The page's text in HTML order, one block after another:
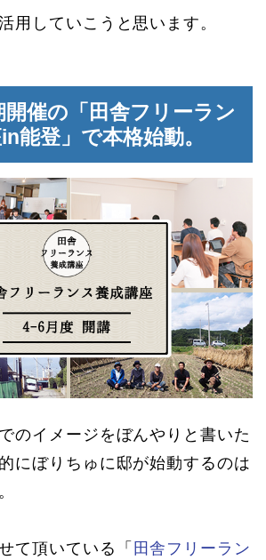
用していこうと思います。
開催の「田舎フリーラン
能登」で本格始動。
のイメージをぼんやりと書いた
にぼりちゅに邸が始動するのは
て頂いている「 田舎フリーラン